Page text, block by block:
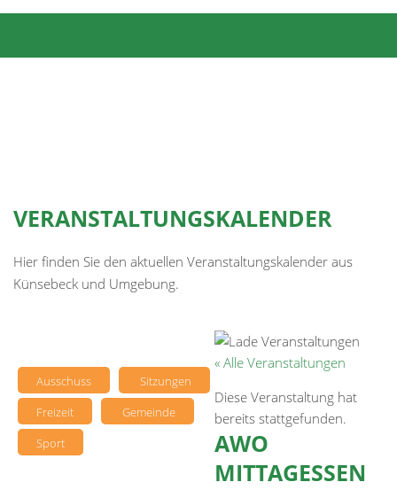
VERANSTALTUNGSKALENDER
Hier finden Sie den aktuellen Veranstaltungskalender aus
Künsebeck und Umgebung.
Ausschuss
Sitzungen
Freizeit
Gemeinde
Sport
« Alle Veranstaltungen
Diese Veranstaltung hat
bereits stattgefunden.
AWO
MITTAGESSEN